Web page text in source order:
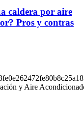
caldera por aire
Pros y contras